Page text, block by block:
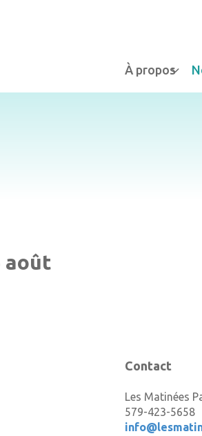
À propos
août
Contact
Les Matinées
579-423-5658